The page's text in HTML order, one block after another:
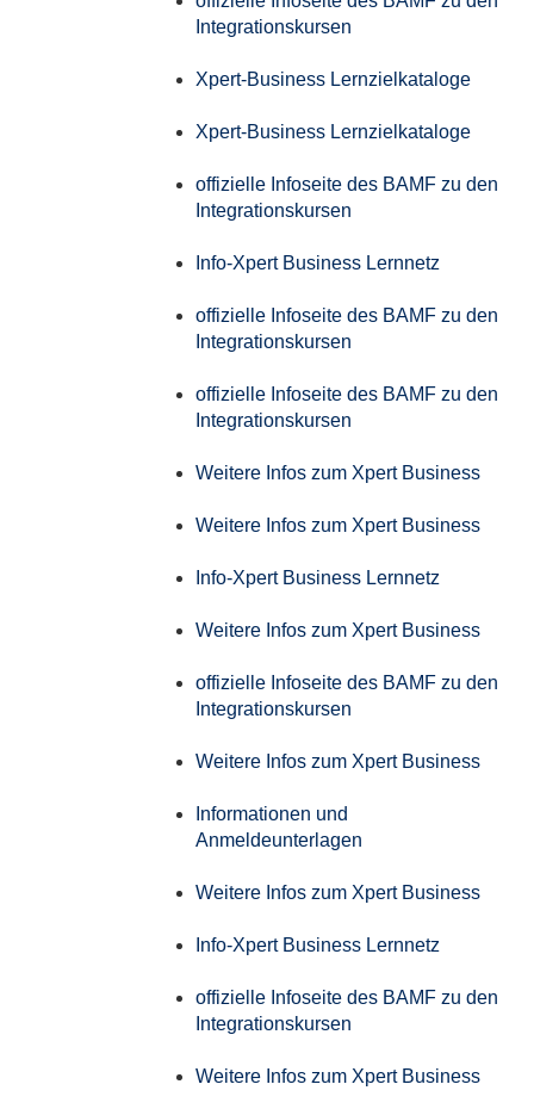
Integrationskursen
Xpert-Business Lernzielkataloge
Xpert-Business Lernzielkataloge
offizielle Infoseite des BAMF zu den
Integrationskursen
Info-Xpert Business Lernnetz
offizielle Infoseite des BAMF zu den
Integrationskursen
offizielle Infoseite des BAMF zu den
Integrationskursen
Weitere Infos zum Xpert Business
Weitere Infos zum Xpert Business
Info-Xpert Business Lernnetz
Weitere Infos zum Xpert Business
offizielle Infoseite des BAMF zu den
Integrationskursen
Weitere Infos zum Xpert Business
Informationen und
Anmeldeunterlagen
Weitere Infos zum Xpert Business
Info-Xpert Business Lernnetz
offizielle Infoseite des BAMF zu den
Integrationskursen
Weitere Infos zum Xpert Business